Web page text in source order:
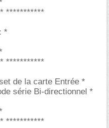
***********
*
***********
de la carte Entrée *
série Bi-directionnel *
***********